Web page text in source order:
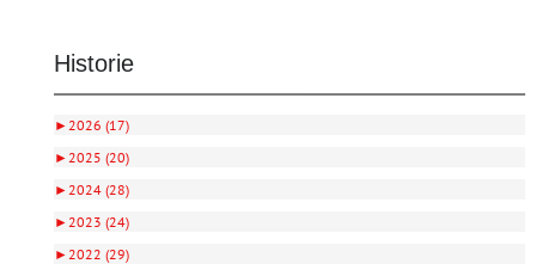
Historie
►2026 (17)
►2025 (20)
►2024 (28)
►2023 (24)
►2022 (29)